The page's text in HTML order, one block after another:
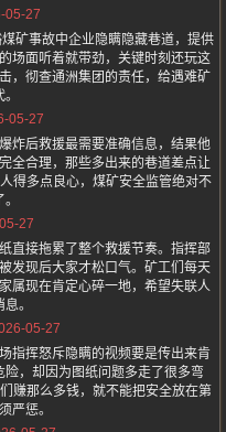
05-27
矿事故中企业隐瞒隐藏巷道，提供
场面听着就带劲，关键时刻还玩这
，彻查通洲集团的责任，给遇难矿
05-27
炸后救援最需要准确信息，结果他
全合理，那些多出来的巷道差点让
得多点良心，煤矿安全监管绝对不
27
直接拖累了整个救援节奏。指挥部
发现后大家才松口气。矿工们每天
属现在肯定心碎一地，希望失联人
。
05-27
指挥怒斥隐瞒的视频要是传出来肯
，却因为图纸问题多走了很多弯
赚那么多钱，就不能把安全放在第
严惩。